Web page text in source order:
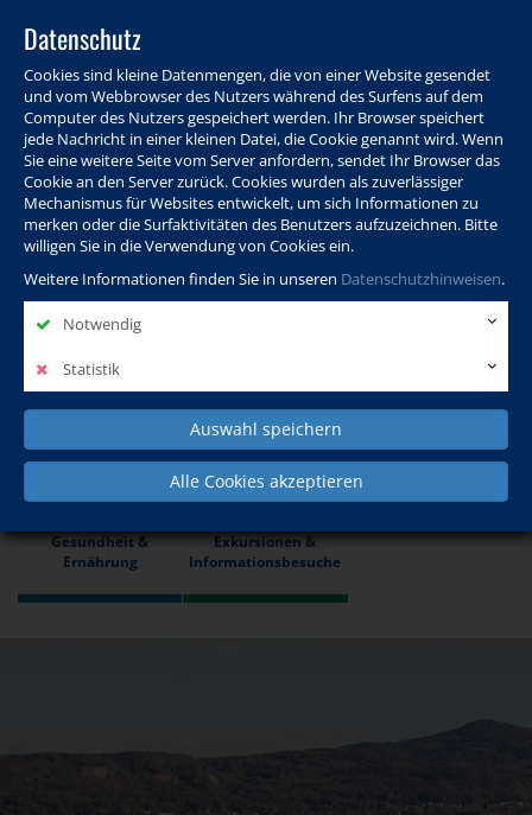
Datenschutz
Cookies sind kleine Datenmengen, die von einer Website gesendet
und vom Webbrowser des Nutzers während des Surfens auf dem
Computer des Nutzers gespeichert werden. Ihr Browser speichert
jede Nachricht in einer kleinen Datei, die Cookie genannt wird. Wenn
Sie eine weitere Seite vom Server anfordern, sendet Ihr Browser das
Cookie an den Server zurück. Cookies wurden als zuverlässiger
Mechanismus für Websites entwickelt, um sich Informationen zu
merken oder die Surfaktivitäten des Benutzers aufzuzeichnen. Bitte
willigen Sie in die Verwendung von Cookies ein.
Weitere Informationen finden Sie in unseren Datenschutzhinweisen.
Notwendig
Statistik
Auswahl speichern
Alle Cookies akzeptieren
Programm Info & Service Aktuelles Warenkorb Login
Ansprechpersonen Kontakt Sitemap
Politik, Wissenschaft &
Internationales
Beruf, IT & Digitales
Gesundheit &
Ernährung
Exkursionen &
Informationsbesuche